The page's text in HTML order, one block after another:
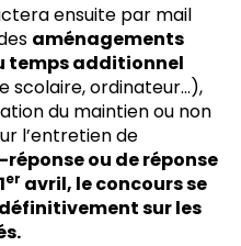
ensuite par mail
aménagements
temps additionnel
scolaire, ordinateur…),
du maintien ou non
l’entretien de
réponse ou de réponse
er avril, le concours se
sur les